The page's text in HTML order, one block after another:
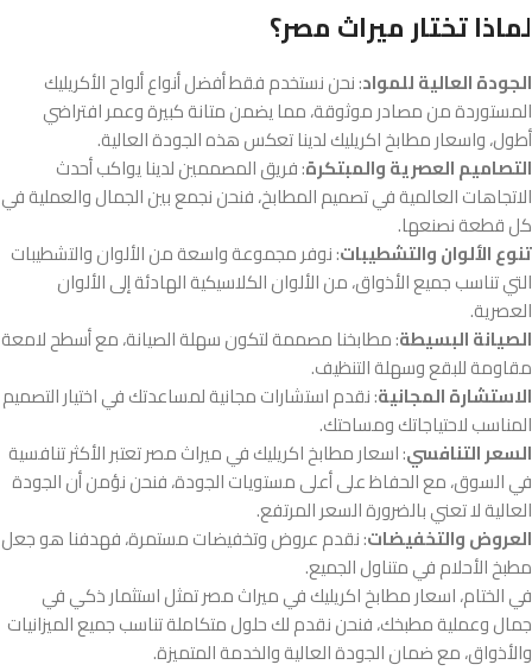
لماذا تختار ميراث مصر؟
الجودة العالية للمواد: نحن نستخدم فقط أفضل أنواع ألواح الأكريليك
المستوردة من مصادر موثوقة، مما يضمن متانة كبيرة وعمر افتراضي
أطول، واسعار مطابخ اكريليك لدينا تعكس هذه الجودة العالية.
التصاميم العصرية والمبتكرة: فريق المصممين لدينا يواكب أحدث
الاتجاهات العالمية في تصميم المطابخ، فنحن نجمع بين الجمال والعملية في
كل قطعة نصنعها.
تنوع الألوان والتشطيبات: نوفر مجموعة واسعة من الألوان والتشطيبات
التي تناسب جميع الأذواق، من الألوان الكلاسيكية الهادئة إلى الألوان
العصرية.
الصيانة البسيطة: مطابخنا مصممة لتكون سهلة الصيانة، مع أسطح لامعة
مقاومة للبقع وسهلة التنظيف.
الاستشارة المجانية: نقدم استشارات مجانية لمساعدتك في اختيار التصميم
المناسب لاحتياجاتك ومساحتك.
السعر التنافسي: اسعار مطابخ اكريليك في ميراث مصر تعتبر الأكثر تنافسية
في السوق، مع الحفاظ على أعلى مستويات الجودة، فنحن نؤمن أن الجودة
العالية لا تعني بالضرورة السعر المرتفع.
العروض والتخفيضات: نقدم عروض وتخفيضات مستمرة، فهدفنا هو جعل
مطبخ الأحلام في متناول الجميع.
في الختام، اسعار مطابخ اكريليك في ميراث مصر تمثل استثمار ذكي في
جمال وعملية مطبخك، فنحن نقدم لك حلول متكاملة تناسب جميع الميزانيات
والأذواق، مع ضمان الجودة العالية والخدمة المتميزة.